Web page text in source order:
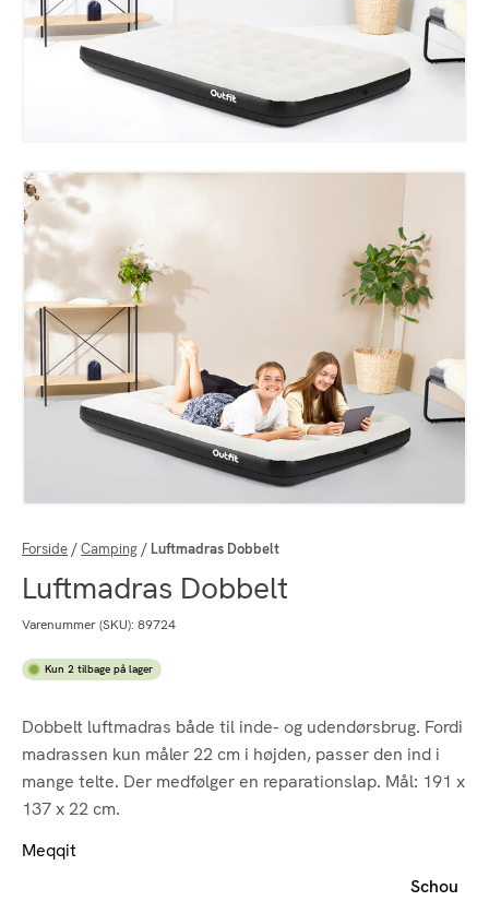
Forside /Camping / Luftmadras Dobbelt
Luftmadras Dobbelt
Varenummer (SKU): 89724
Kun 2 tilbage på lager
Dobbelt luftmadras både til inde- og udendørsbrug. Fordi
madrassen kun måler 22 cm i højden, passer den ind i
mange telte. Der medfølger en reparationslap. Mål: 191 x
137 x 22 cm.
Meqqit
Schou